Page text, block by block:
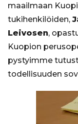
maailmaan
tukihenkilöiden,
Leivosen,
Kuopion
pystyimme
todellisuuden